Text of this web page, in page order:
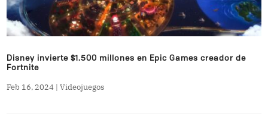
Disney invierte $1.500 millones en Epic Games creador de
Fortnite
Feb 16, 2024 |Videojuegos